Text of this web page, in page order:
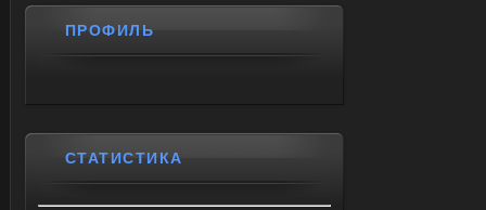
ПРОФИЛЬ
СТАТИСТИКА